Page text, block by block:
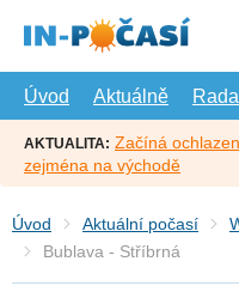
hlavní
Úvod
Aktuálně
AKTUALITA: Začíná
zejména na východě
Úvod Aktuální počasí
Bublava - Stříbrná